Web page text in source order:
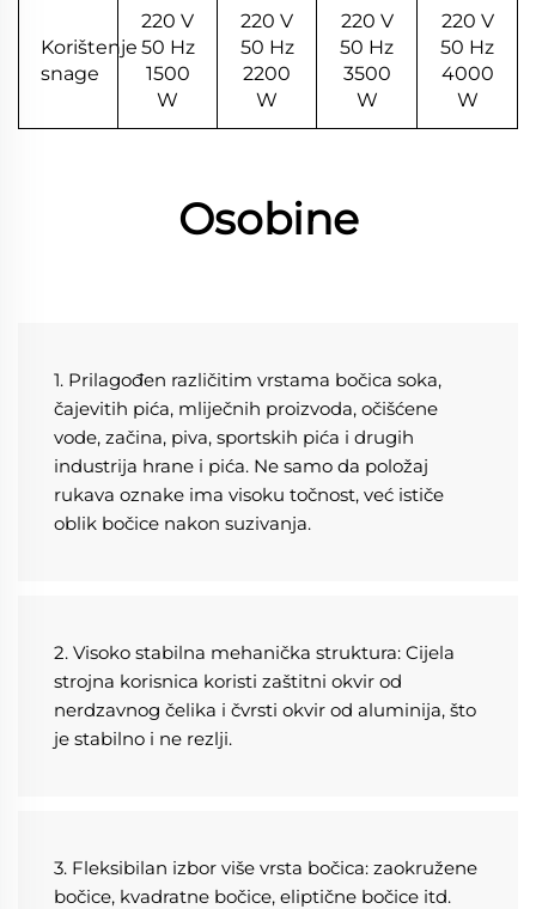
Korištenje
snage
220 V
50 Hz
1500
W
220 V
50 Hz
2200
W
220 V
50 Hz
3500
W
220 V
50 Hz
4000
W
Osobine
1. Prilagođen različitim vrstama bočica soka,
čajevitih pića, mliječnih proizvoda, očišćene
vode, začina, piva, sportskih pića i drugih
industrija hrane i pića. Ne samo da položaj
rukava oznake ima visoku točnost, već ističe
oblik bočice nakon suzivanja.
2. Visoko stabilna mehanička struktura: Cijela
strojna korisnica koristi zaštitni okvir od
nerdzavnog čelika i čvrsti okvir od aluminija, što
je stabilno i ne rezlji.
3. Fleksibilan izbor više vrsta bočica: zaokružene
bočice, kvadratne bočice, eliptične bočice itd.